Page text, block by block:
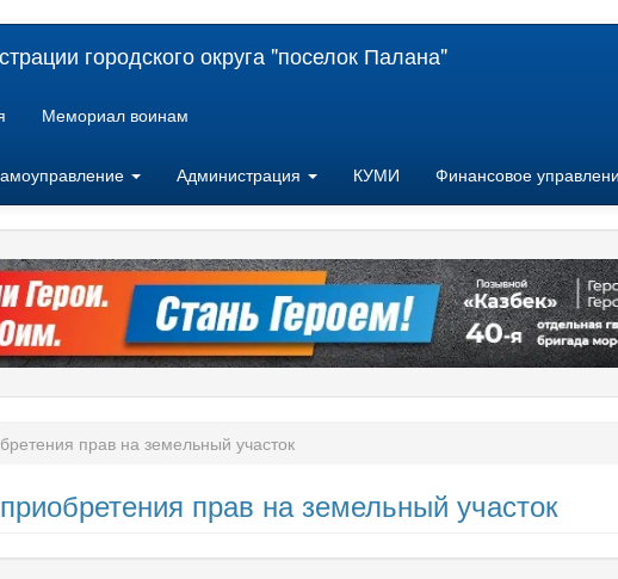
городского округа "поселок Палана"
Мемориал воинам
Администрация КУМИ Финансовое
прав на земельный участок
прав на земельный участок